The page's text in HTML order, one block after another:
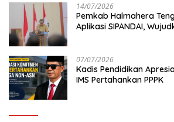
14/07/2026
Pemkab Halmahera
Aplikasi SIPANDAI,
07/07/2026
Kadis Pendidikan
IMS Pertahankan PPPK